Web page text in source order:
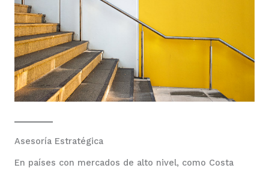
Asesoría Estratégica
En países con mercados de alto nivel, como Costa